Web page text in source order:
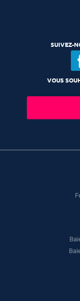
SUIVEZ-
VOUS